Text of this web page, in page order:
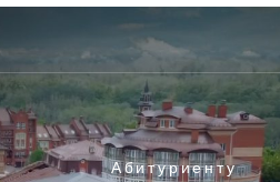
Абитуриенту